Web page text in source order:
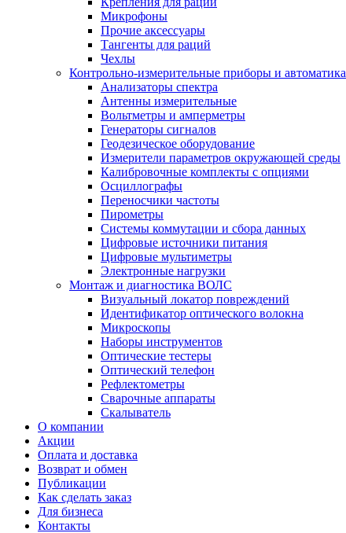
Микрофоны
Прочие аксессуары
Тангенты для раций
Чехлы
Контрольно-измерительные приборы и автоматика
Анализаторы спектра
Антенны измерительные
Вольтметры и амперметры
Генераторы сигналов
Геодезическое оборудование
Измерители параметров окружающей среды
Калибровочные комплекты с опциями
Осциллографы
Переносчики частоты
Пирометры
Системы коммутации и сбора данных
Цифровые источники питания
Цифровые мультиметры
Электронные нагрузки
Монтаж и диагностика ВОЛС
Визуальный локатор повреждений
Идентификатор оптического волокна
Микроскопы
Наборы инструментов
Оптические тестеры
Оптический телефон
Рефлектометры
Сварочные аппараты
Скалыватель
О компании
Акции
Оплата и доставка
Возврат и обмен
Публикации
Как сделать заказ
Для бизнеса
Контакты